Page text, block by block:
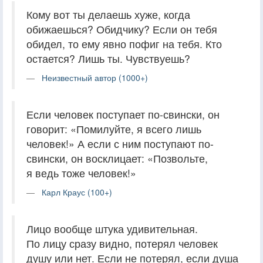
Кому вот ты делаешь хуже, когда
обижаешься? Обидчику? Если он тебя
обидел, то ему явно пофиг на тебя. Кто
остается? Лишь ты. Чувствуешь?
Неизвестный автор (1000+)
Если человек поступает по-свински, он
говорит: «Помилуйте, я всего лишь
человек!» А если с ним поступают по-
свински, он восклицает: «Позвольте,
я ведь тоже человек!»
Карл Краус (100+)
Лицо вообще штука удивительная.
По лицу сразу видно, потерял человек
душу или нет. Если не потерял, если душа